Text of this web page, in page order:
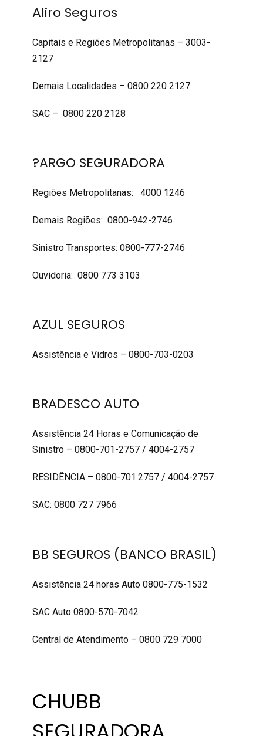
Aliro Seguros
Capitais e Regiões Metropolitanas – 3003-
2127
Demais Localidades – 0800 220 2127
SAC – 0800 220 2128
?ARGO SEGURADORA
Regiões Metropolitanas: 4000 1246
Demais Regiões: 0800-942-2746
Sinistro Transportes: 0800-777-2746
Ouvidoria: 0800 773 3103
AZUL SEGUROS
Assistência e Vidros – 0800-703-0203
BRADESCO AUTO
Assistência 24 Horas e Comunicação de
Sinistro – 0800-701-2757 / 4004-2757
RESIDÊNCIA – 0800-701.2757 / 4004-2757
SAC: 0800 727 7966
BB SEGUROS (BANCO BRASIL)
Assistência 24 horas Auto 0800-775-1532
SAC Auto 0800-570-7042
Central de Atendimento – 0800 729 7000
CHUBB